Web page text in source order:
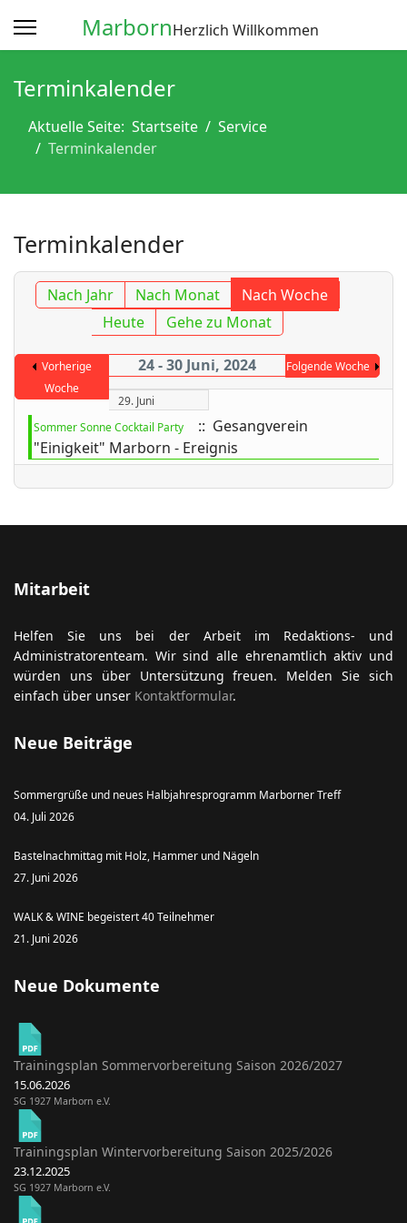
MarbornHerzlich Willkommen
Terminkalender
Aktuelle Seite: Startseite
Service
Terminkalender
Terminkalender
Nach Jahr Nach Monat
Nach Woche
Heute
Gehe zu Monat
Vorherige
Woche
24 - 30 Juni, 2024 Folgende Woche
29. Juni
Sommer Sonne Cocktail Party
:: Gesangverein
"Einigkeit" Marborn - Ereignis
Mitarbeit
Helfen Sie uns bei der Arbeit im Redaktions- und
Administratorenteam. Wir sind alle ehrenamtlich aktiv und
würden uns über Untersützung freuen. Melden Sie sich
einfach über unser Kontaktformular.
Neue Beiträge
Sommergrüße und neues Halbjahresprogramm Marborner Treff
04. Juli 2026
Bastelnachmittag mit Holz, Hammer und Nägeln
27. Juni 2026
WALK & WINE begeistert 40 Teilnehmer
21. Juni 2026
Neue Dokumente
Trainingsplan Sommervorbereitung Saison 2026/2027
15.06.2026
SG 1927 Marborn e.V.
Trainingsplan Wintervorbereitung Saison 2025/2026
23.12.2025
SG 1927 Marborn e.V.
anzeigen